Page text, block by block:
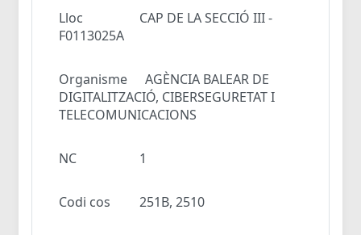
Lloc
CAP DE LA SECCIÓ III -
F0113025A
Organisme
AGÈNCIA BALEAR DE
DIGITALITZACIÓ, CIBERSEGURETAT I
TELECOMUNICACIONS
NC 1
Codi cos 251B, 2510